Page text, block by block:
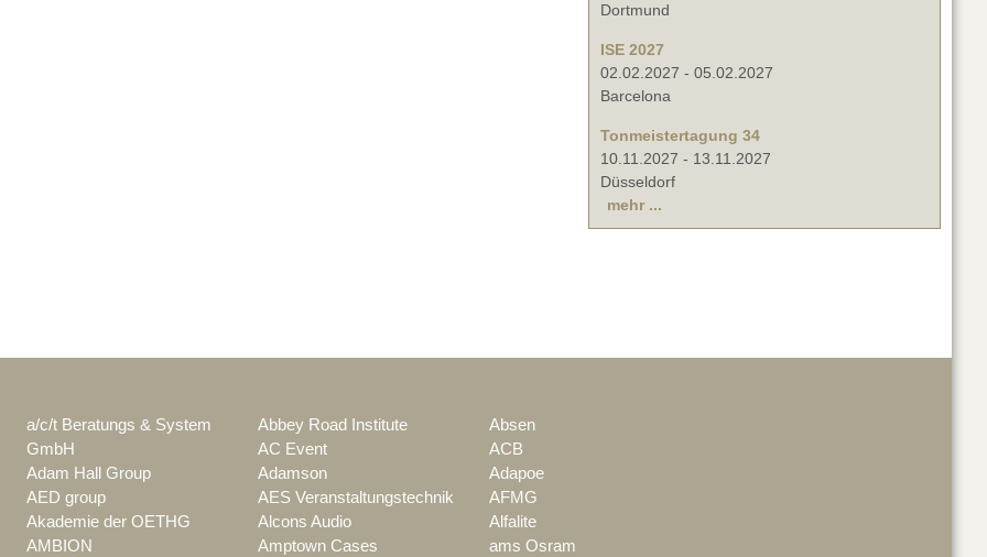
Dortmund
ISE 2027
02.02.2027 - 05.02.2027
Barcelona
Tonmeistertagung 34
10.11.2027 - 13.11.2027
Düsseldorf
mehr ...
a/c/t Beratungs & System
GmbH
Abbey Road Institute
Absen
AC Event
ACB
Adam Hall Group Adamson
Adapoe
AED group AES Veranstaltungstechnik
AFMG
Akademie der OETHG Alcons Audio
Alfalite
AMBION Amptown Cases
ams Osram